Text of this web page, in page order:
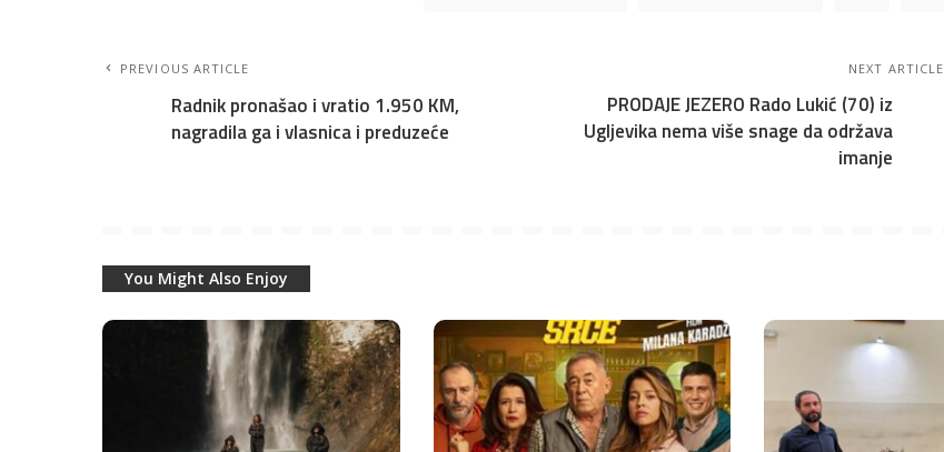
PREVIOUS ARTICLE
Radnik pronašao i vratio 1.950 KM,
nagradila ga i vlasnica i preduzeće
NEXT ARTICLE
PRODAJE JEZERO Rado Lukić (70) iz
Ugljevika nema više snage da održava
imanje
You Might Also Enjoy